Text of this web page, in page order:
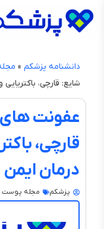
دانشنامه پزشکم »
شایع: قارچی،
عفونت
قارچی،
درمان ایمن
پزشکم مجله پوست